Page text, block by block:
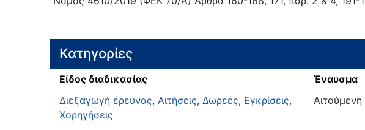
Κατηγορίες
Είδος διαδικασίας
Διεξαγωγή έρευνας, Αιτήσεις, Δωρεές, Εγκρίσεις,
Χορηγήσεις
Έναυσμα
Αιτούμενη